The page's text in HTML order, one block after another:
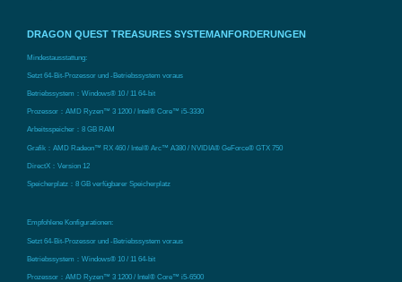
DRAGON QUEST TREASURES SYSTEMANFORDERUNGEN
Mindestausstattung:
Setzt 64-Bit-Prozessor und -Betriebssystem voraus
Betriebssystem：Windows® 10 / 11 64-bit
Prozessor：AMD Ryzen™ 3 1200 / Intel® Core™ i5-3330
Arbeitsspeicher：8 GB RAM
Grafik：AMD Radeon™ RX 460 / Intel® Arc™ A380 / NVIDIA® GeForce® GTX 750
DirectX：Version 12
Speicherplatz：8 GB verfügbarer Speicherplatz
Empfohlene Konfigurationen:
Setzt 64-Bit-Prozessor und -Betriebssystem voraus
Betriebssystem：Windows® 10 / 11 64-bit
Prozessor：AMD Ryzen™ 3 1200 / Intel® Core™ i5-6500